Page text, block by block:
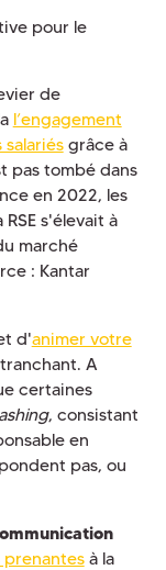
pour le
de
l’engagement
grâce à
pas tombé dans
en 2022, les
s'élevait à
marché
: Kantar
d'animer votre
A
certaines
, consistant
en
pas, ou
prenantesà la